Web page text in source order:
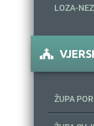
LOZA-
ŽUPA